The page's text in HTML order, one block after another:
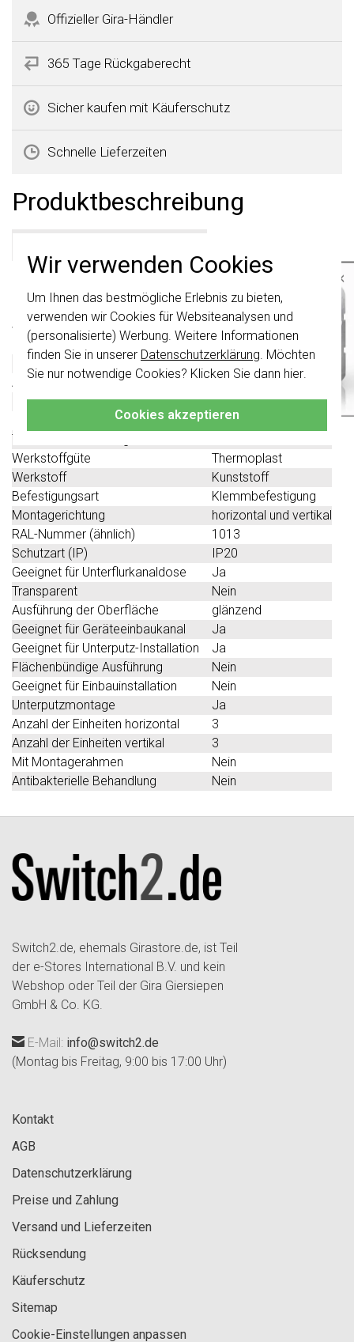
Wir verwenden Cookies
Um Ihnen das bestmögliche Erlebnis zu bieten,
verwenden wir Cookies für Websiteanalysen und
(personalisierte) Werbung. Weitere Informationen
finden Sie in unserer Datenschutzerklärung . Möchten
Sie nur notwendige Cookies? Klicken Sie dann hier
Cookies akzeptieren
Offizieller Gira-Händler
365 Tage Rückgaberecht
Sicher kaufen mit Käuferschutz
Schnelle Lieferzeiten
Produktbeschreibung
Technische Spezifikationen
Spezifikation
Wert
Farbe
weiß
Halogenfrei
Ja
Anzahl der Einheiten
3
Mit Klappdeckel
Nein
Oberflächenschutz
sonstige
Textfeld/Beschriftungsfläche
Werkstoffgüte
Thermoplast
Werkstoff
Kunststoff
Befestigungsart
Klemmbefestigung
Montagerichtung
horizontal und vertikal
RAL-Nummer (ähnlich)
1013
Schutzart (IP)
IP20
Geeignet für Unterflurkanaldose
Ja
Transparent
Nein
Ausführung der Oberfläche
glänzend
Geeignet für Geräteeinbaukanal
Ja
Geeignet für Unterputz-Installation
Ja
Flächenbündige Ausführung
Nein
Geeignet für Einbauinstallation
Nein
Unterputzmontage
Ja
Anzahl der Einheiten horizontal
3
Anzahl der Einheiten vertikal
3
Mit Montagerahmen
Nein
Antibakterielle Behandlung
Nein
Switch2.de, ehemals Girastore.de, ist Teil
der e-Stores International B.V. und kein
Webshop oder Teil der Gira Giersiepen
GmbH & Co. KG.
E-Mail: info@switch2.de
(Montag bis Freitag, 9:00 bis 17:00 Uhr)
Kontakt
AGB
Datenschutzerklärung
Preise und Zahlung
Versand und Lieferzeiten
Rücksendung
Käuferschutz
Sitemap
Cookie-Einstellungen anpassen
×
Wichtig: Gira Schalter und
Schalterwippen wurden erneuert. Sie sind
2024 kombinierbar.
Klicken Sie hier
für weitere Informationen,
damit Sie immer das Richtige bestellen.